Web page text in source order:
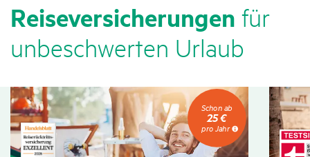
Reise­ver­si­che­rungen für
unbe­schwerten Urlaub
Schon
€
pro
Jahr
Schon ab
25 €
pro Jahr